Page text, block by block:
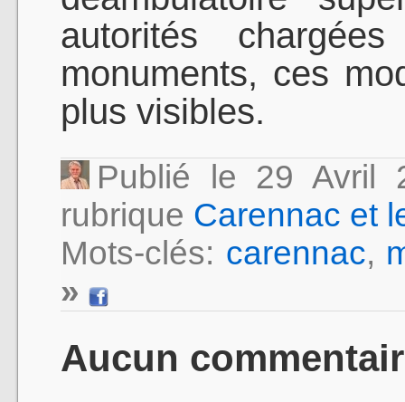
autorités
monuments, ces
plus visibles.
Publié le 29
rubrique Carennac et
Mots-clés: carennac,
»
Aucun